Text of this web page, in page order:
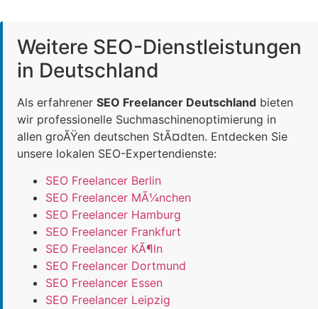
Weitere SEO-Dienstleistungen
in Deutschland
Als erfahrener SEO Freelancer Deutschland bieten
wir professionelle Suchmaschinenoptimierung in
allen groÃŸen deutschen StÃ¤dten. Entdecken Sie
unsere lokalen SEO-Expertendienste:
SEO Freelancer Berlin
SEO Freelancer MÃ¼nchen
SEO Freelancer Hamburg
SEO Freelancer Frankfurt
SEO Freelancer KÃ¶ln
SEO Freelancer Dortmund
SEO Freelancer Essen
SEO Freelancer Leipzig